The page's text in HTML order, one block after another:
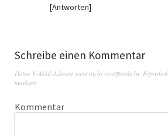
Antworten
Schreibe einen Kommentar
Deine E-Mail-Adresse wird nicht veröffentlicht.
markiert
Kommentar